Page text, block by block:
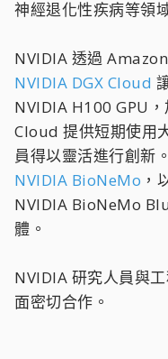
神經退化性疾病等領
NVIDIA 透過
NVIDIA DGX Cloud
NVIDIA H100 GPU
Cloud 提供短期使用
員得以靈活進行創新
NVIDIA BioNeMo ，
NVIDIA BioNeMo
體。
NVIDIA 研究人員與
面密切合作。